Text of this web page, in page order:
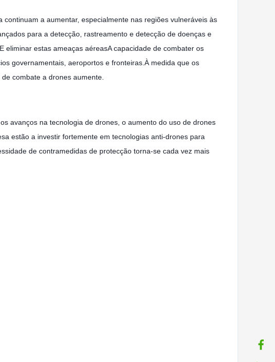
a aumentar, especialmente nas regiões vulneráveis às
para a detecção, rastreamento e detecção de doenças e
estas ameaças aéreasA capacidade de combater os
governamentais, aeroportos e fronteiras.À medida que os
combate a drones aumente.
avanços na tecnologia de drones, o aumento do uso de drones
estão a investir fortemente em tecnologias anti-drones para
de contramedidas de protecção torna-se cada vez mais